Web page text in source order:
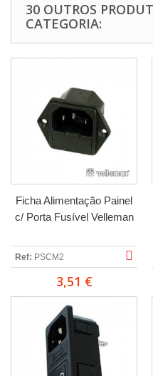
30 OUTROS
CATEGORIA:
Ficha Alimentação Painel
c/ Porta Fusível Velleman
Ref: PSCM2
3,51 €